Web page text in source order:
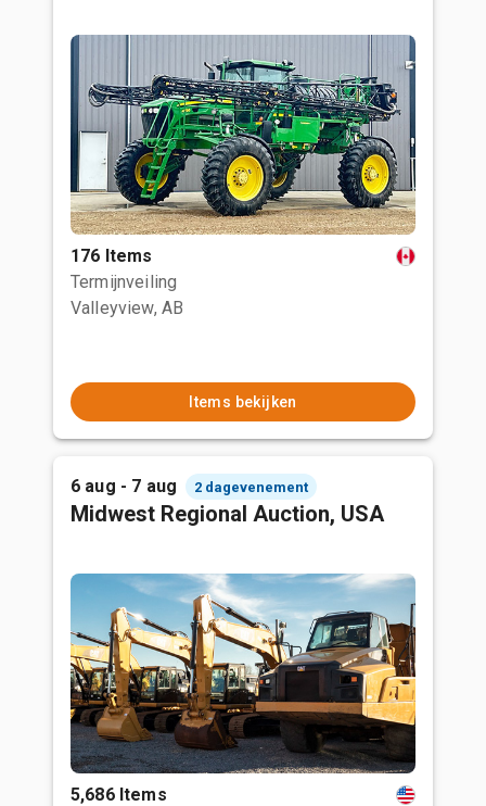
176 Items
Termijnveiling
Valleyview, AB
Items bekijken
6 aug - 7 aug 2 dagevenement
Midwest Regional Auction, USA
5,686 Items